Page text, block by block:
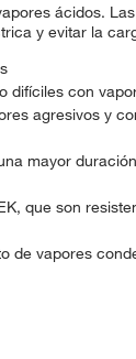
ácidos.
y evitar la
difíciles con
agresivos y
mayor
que son
de vapores